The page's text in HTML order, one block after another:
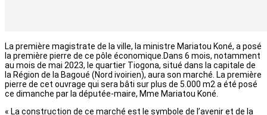
La première magistrate de la ville, la ministre Mariatou Koné, a posé
la première pierre de ce pôle économique.Dans 6 mois, notamment
au mois de mai 2023, le quartier Tiogona, situé dans la capitale de
la Région de la Bagoué (Nord ivoirien), aura son marché. La première
pierre de cet ouvrage qui sera bâti sur plus de 5.000 m2 a été posé
ce dimanche par la députée-maire, Mme Mariatou Koné.
« La construction de ce marché est le symbole de l’avenir et de la